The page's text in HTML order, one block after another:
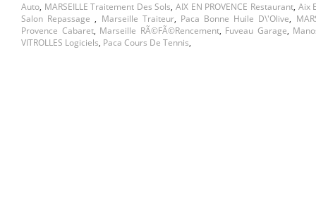
Auto, MARSEILLE Traitement Des Sols,AIX EN PROVENCE Restaurant, Aix
Salon Repassage , Marseille Traiteur, Paca Bonne Huile D\'olive,
Provence Cabaret, Marseille RÃ©fÃ©rencement, Fuveau Garage,
VITROLLES Logiciels, Paca Cours De Tennis,